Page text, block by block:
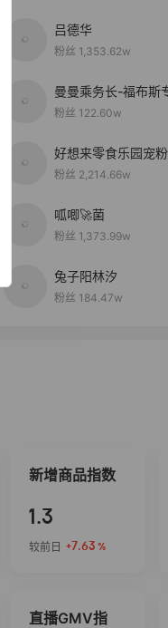
吕德华
粉丝 1,353.62w
曼曼乘务长-福布斯
粉丝 122.60w
好想来零食乐园宠
粉丝 2,214.66w
呱唧🚀菌
粉丝 1,373.99w
兔子阳林汐
粉丝 184.47w
新增商品指数
1.3
较前日 +7.63 %
直播GMV指